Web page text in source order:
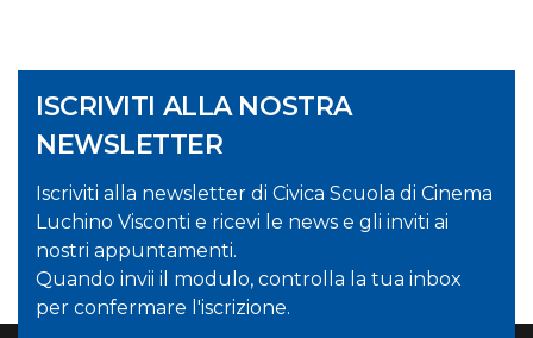
ISCRIVITI ALLA NOSTRA
NEWSLETTER
Iscriviti alla newsletter di Civica Scuola di Cinema
Luchino Visconti e ricevi le news e gli inviti ai
nostri appuntamenti.
Quando invii il modulo, controlla la tua inbox
per confermare l'iscrizione.